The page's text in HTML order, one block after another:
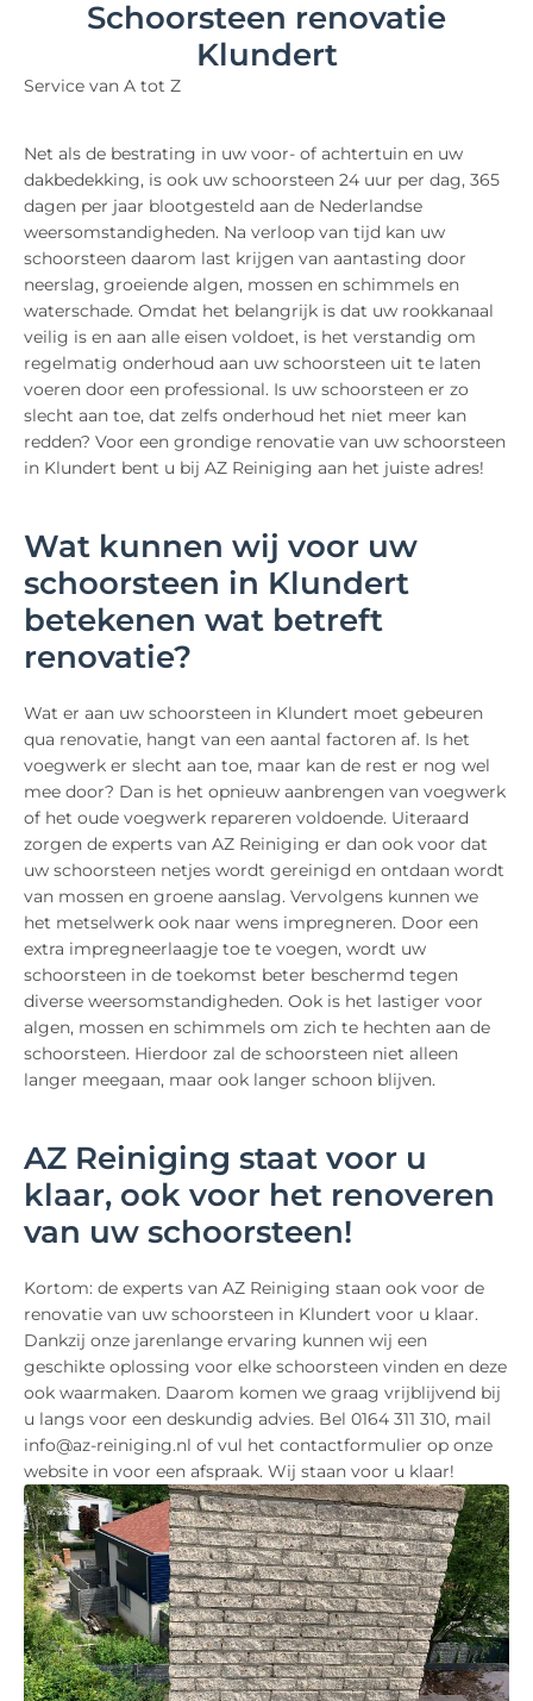
Schoorsteen renovatie
Klundert
Service van A tot Z
Net als de bestrating in uw voor- of achtertuin en uw
dakbedekking, is ook uw schoorsteen 24 uur per dag, 365
dagen per jaar blootgesteld aan de Nederlandse
weersomstandigheden. Na verloop van tijd kan uw
schoorsteen daarom last krijgen van aantasting door
neerslag, groeiende algen, mossen en schimmels en
waterschade. Omdat het belangrijk is dat uw rookkanaal
veilig is en aan alle eisen voldoet, is het verstandig om
regelmatig onderhoud aan uw schoorsteen uit te laten
voeren door een professional. Is uw schoorsteen er zo
slecht aan toe, dat zelfs onderhoud het niet meer kan
redden? Voor een grondige renovatie van uw schoorsteen
in Klundert bent u bij AZ Reiniging aan het juiste adres!
Wat kunnen wij voor uw
schoorsteen in Klundert
betekenen wat betreft
renovatie?
Wat er aan uw schoorsteen in Klundert moet gebeuren
qua renovatie, hangt van een aantal factoren af. Is het
voegwerk er slecht aan toe, maar kan de rest er nog wel
mee door? Dan is het opnieuw aanbrengen van voegwerk
of het oude voegwerk repareren voldoende. Uiteraard
zorgen de experts van AZ Reiniging er dan ook voor dat
uw schoorsteen netjes wordt gereinigd en ontdaan wordt
van mossen en groene aanslag. Vervolgens kunnen we
het metselwerk ook naar wens impregneren. Door een
extra impregneerlaagje toe te voegen, wordt uw
schoorsteen in de toekomst beter beschermd tegen
diverse weersomstandigheden. Ook is het lastiger voor
algen, mossen en schimmels om zich te hechten aan de
schoorsteen. Hierdoor zal de schoorsteen niet alleen
langer meegaan, maar ook langer schoon blijven.
AZ Reiniging staat voor u
klaar, ook voor het renoveren
van uw schoorsteen!
Kortom: de experts van AZ Reiniging staan ook voor de
renovatie van uw schoorsteen in Klundert voor u klaar.
Dankzij onze jarenlange ervaring kunnen wij een
geschikte oplossing voor elke schoorsteen vinden en deze
ook waarmaken. Daarom komen we graag vrijblijvend bij
u langs voor een deskundig advies. Bel 0164 311 310, mail
info@az-reiniging.nl of vul het contactformulier op onze
website in voor een afspraak. Wij staan voor u klaar!